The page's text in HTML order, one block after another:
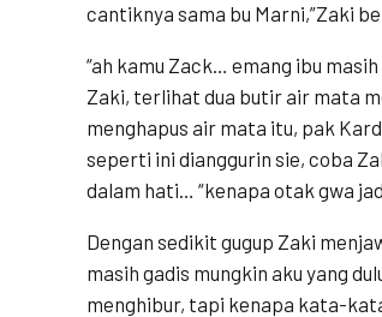
cantiknya sama bu Marni,”Zaki
“ah kamu Zack… emang ibu
Zaki, terlihat dua butir air mata
menghapus air mata itu, pak
seperti ini dianggurin sie, coba
dalam hati… “kenapa otak gwa
Dengan sedikit gugup Zaki
masih gadis mungkin aku yang
menghibur, tapi kenapa kata-